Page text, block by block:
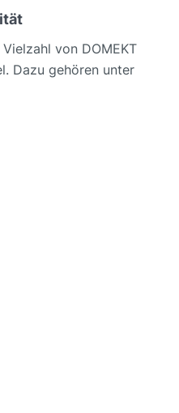
von DOMEKT
Dazu gehören unter